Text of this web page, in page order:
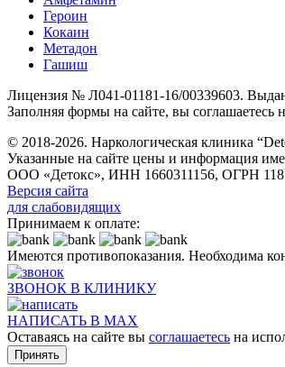
Героин
Кокаин
Метадон
Гашиш
Лицензия № Л041-01181-16/00339603.
Заполняя формы на сайте, вы соглашаетесь
© 2018-2026. Наркологическая клиника
Указанные на сайте цены и информация
ООО «Детокс», ИНН 1660311156, ОГРН
Версия сайта
для слабовидящих
Принимаем к оплате:
Имеются противопоказания. Необходима
ЗВОНОК В КЛИНИКУ
НАПИСАТЬ В MAX
Оставаясь на сайте вы соглашаетесь на
Принять